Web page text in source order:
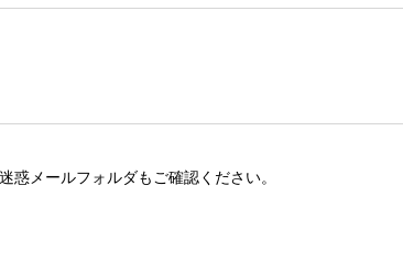
メールフォルダもご確認ください。